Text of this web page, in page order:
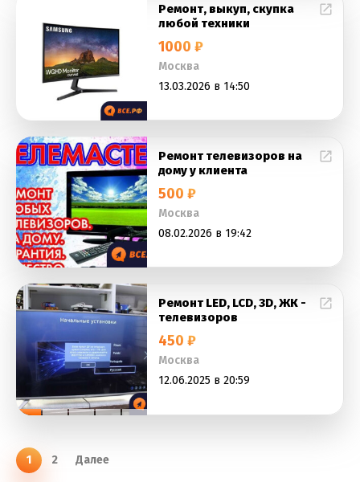
Ремонт, выкуп, скупка
любой техники
1000 ₽
Москва
13.03.2026 в 14:50
Ремонт телевизоров на
дому у клиента
500 ₽
Москва
08.02.2026 в 19:42
Ремонт LED, LCD, 3D, ЖК -
телевизоров
450 ₽
Москва
12.06.2025 в 20:59
1 2 Далее